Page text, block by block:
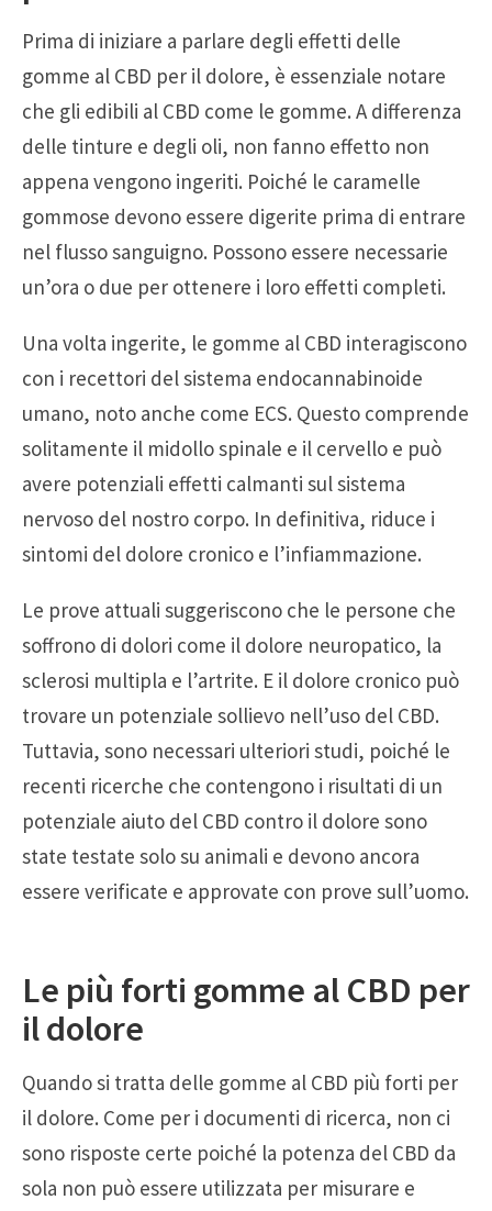
Prima di iniziare a parlare degli effetti delle
gomme al CBD per il dolore, è essenziale notare
che gli edibili al CBD come le gomme. A differenza
delle tinture e degli oli, non fanno effetto non
appena vengono ingeriti. Poiché le caramelle
gommose devono essere digerite prima di entrare
nel flusso sanguigno. Possono essere necessarie
un’ora o due per ottenere i loro effetti completi.
Una volta ingerite, le gomme al CBD interagiscono
con i recettori del sistema endocannabinoide
umano, noto anche come ECS. Questo comprende
solitamente il midollo spinale e il cervello e può
avere potenziali effetti calmanti sul sistema
nervoso del nostro corpo. In definitiva, riduce i
sintomi del dolore cronico e l’infiammazione.
Le prove attuali suggeriscono che le persone che
soffrono di dolori come il dolore neuropatico, la
sclerosi multipla e l’artrite. E il dolore cronico può
trovare un potenziale sollievo nell’uso del CBD.
Tuttavia, sono necessari ulteriori studi, poiché le
recenti ricerche che contengono i risultati di un
potenziale aiuto del CBD contro il dolore sono
state testate solo su animali e devono ancora
essere verificate e approvate con prove sull’uomo.
Le più forti gomme al CBD per
il dolore
Quando si tratta delle gomme al CBD più forti per
il dolore. Come per i documenti di ricerca, non ci
sono risposte certe poiché la potenza del CBD da
sola non può essere utilizzata per misurare e